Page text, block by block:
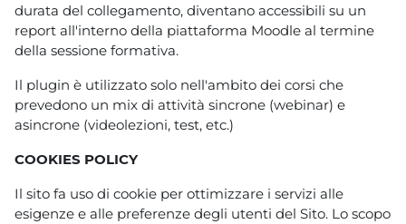
durata del collegamento, diventano accessibili su un
report all'interno della piattaforma Moodle al termine
della sessione formativa.
Il plugin è utilizzato solo nell'ambito dei corsi che
prevedono un mix di attività sincrone (webinar) e
asincrone (videolezioni, test, etc.)
COOKIES POLICY
Il sito fa uso di cookie per ottimizzare i servizi alle
esigenze e alle preferenze degli utenti del Sito. Lo scopo